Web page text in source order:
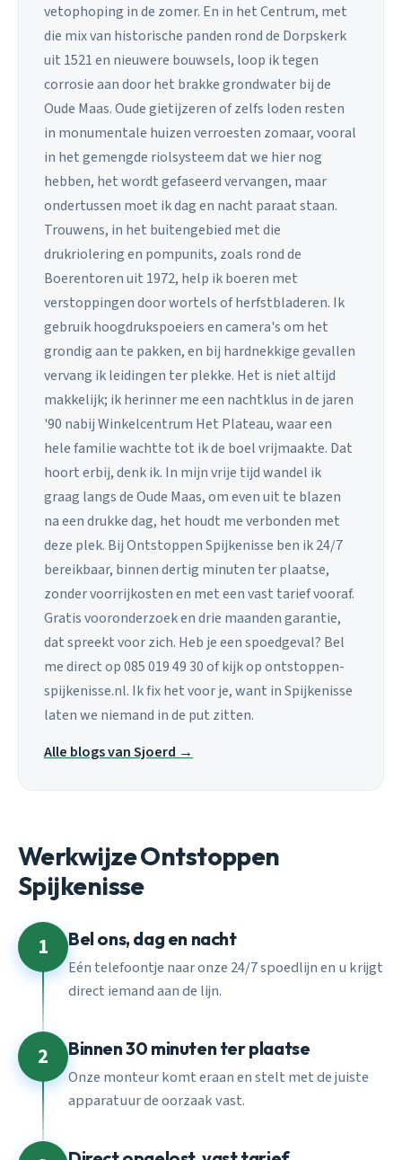
vetophoping in de zomer. En in het Centrum, met
die mix van historische panden rond de Dorpskerk
uit 1521 en nieuwere bouwsels, loop ik tegen
corrosie aan door het brakke grondwater bij de
Oude Maas. Oude gietijzeren of zelfs loden resten
in monumentale huizen verroesten zomaar, vooral
in het gemengde riolsysteem dat we hier nog
hebben, het wordt gefaseerd vervangen, maar
ondertussen moet ik dag en nacht paraat staan.
Trouwens, in het buitengebied met die
drukriolering en pompunits, zoals rond de
Boerentoren uit 1972, help ik boeren met
verstoppingen door wortels of herfstbladeren. Ik
gebruik hoogdrukspoeiers en camera's om het
grondig aan te pakken, en bij hardnekkige gevallen
vervang ik leidingen ter plekke. Het is niet altijd
makkelijk; ik herinner me een nachtklus in de jaren
'90 nabij Winkelcentrum Het Plateau, waar een
hele familie wachtte tot ik de boel vrijmaakte. Dat
hoort erbij, denk ik. In mijn vrije tijd wandel ik
graag langs de Oude Maas, om even uit te blazen
na een drukke dag, het houdt me verbonden met
deze plek. Bij Ontstoppen Spijkenisse ben ik 24/7
bereikbaar, binnen dertig minuten ter plaatse,
zonder voorrijkosten en met een vast tarief vooraf.
Gratis vooronderzoek en drie maanden garantie,
dat spreekt voor zich. Heb je een spoedgeval? Bel
me direct op 085 019 49 30 of kijk op ontstoppen-
spijkenisse.nl. Ik fix het voor je, want in Spijkenisse
laten we niemand in de put zitten.
Alle blogs van Sjoerd →
Werkwijze Ontstoppen
Spijkenisse
1 Bel ons, dag en nacht
Eén telefoontje naar onze 24/7 spoedlijn en u krijgt
direct iemand aan de lijn.
2 Binnen 30 minuten ter plaatse
Onze monteur komt eraan en stelt met de juiste
apparatuur de oorzaak vast.